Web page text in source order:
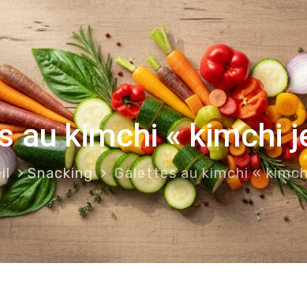
au kimchi « kimchi
Snacking Galettes au kimchi «